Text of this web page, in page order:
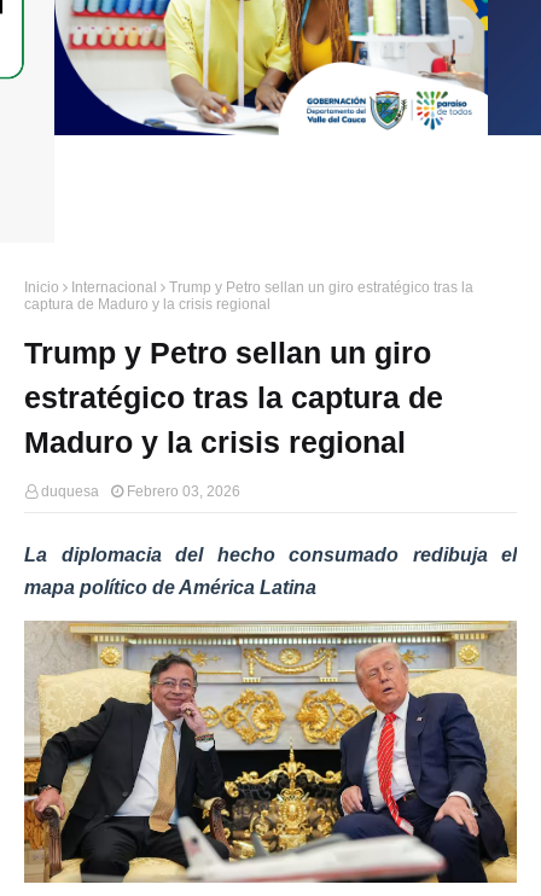
Inicio Internacional
Trump y Petro sellan un giro estratégico tras la
captura de Maduro y la crisis regional
Trump y Petro sellan un giro
estratégico tras la captura de
Maduro y la crisis regional
duquesa Febrero 03, 2026
La diplomacia del hecho consumado redibuja el
mapa político de América Latina